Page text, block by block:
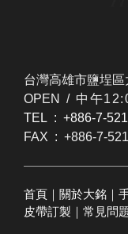
台灣高雄市鹽埕
OPEN / 中午
TEL : +886-7-
FAX : +886-7-
首頁 ｜ 關於大銘 ｜
皮帶訂製 ｜ 常見問題